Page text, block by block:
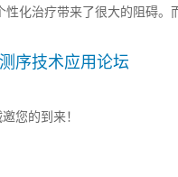
化治疗带来了很大的阻碍。
日，有研究人员通过单细胞研
。序技术应用论坛
您的到来！